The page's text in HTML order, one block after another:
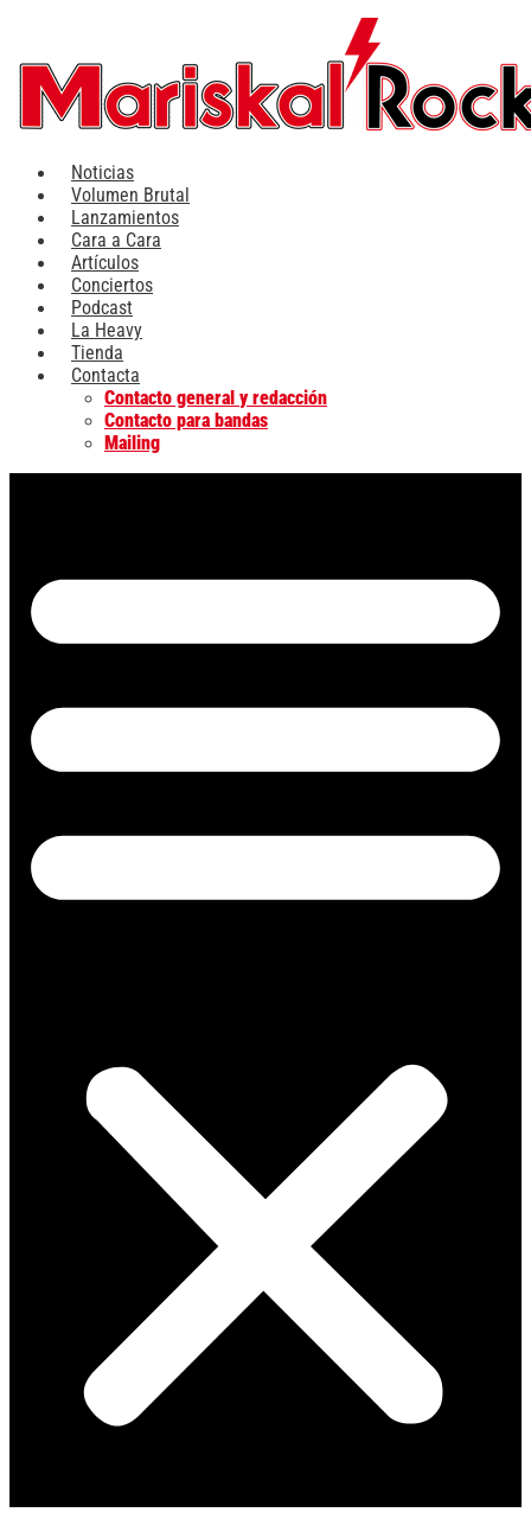
contenido
Noticias
Volumen Brutal
Lanzamientos
Cara a Cara
Artículos
Conciertos
Podcast
La Heavy
Tienda
Contacta
Contacto general y redacción
Contacto para bandas
Mailing